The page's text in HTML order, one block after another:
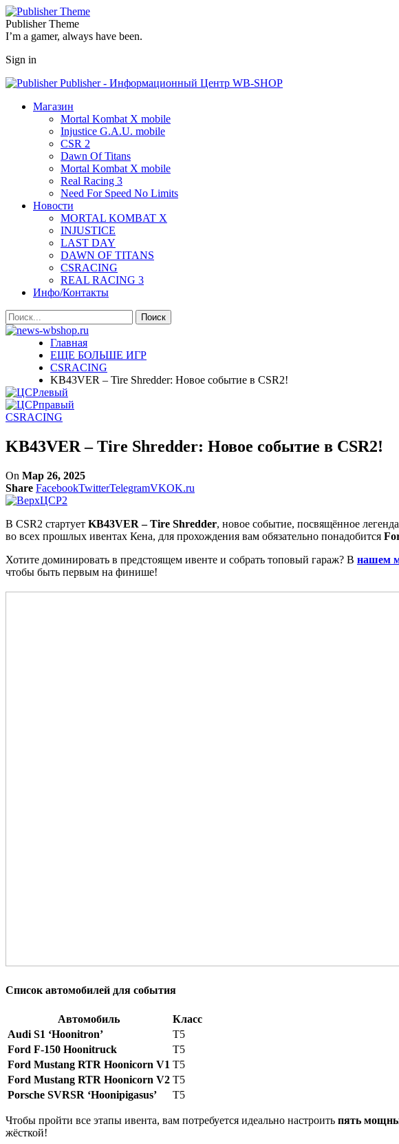
Publisher Theme
I’m a gamer, always have been.
Sign in
Publisher - Информационный Центр WB-SHOP
Магазин
Mortal Kombat X mobile
Injustice G.A.U. mobile
CSR 2
Dawn Of Titans
Mortal Kombat X mobile
Real Racing 3
Need For Speed No Limits
Новости
MORTAL KOMBAT X
INJUSTICE
LAST DAY
DAWN OF TITANS
CSRACING
REAL RACING 3
Инфо/Контакты
Главная
ЕЩЕ БОЛЬШЕ ИГР
CSRACING
KB43VER – Tire Shredder: Новое событие в CSR2!
CSRACING
KB43VER – Tire Shredder: Новое событие в CSR2!
On Мар 26, 2025
Share FacebookTwitterTelegramVKOK.ru
В CSR2 стартует KB43VER – Tire Shredder, новое событие, посвящённое
во всех прошлых ивентах Кена, для прохождения вам обязательно понадобится
Хотите доминировать в предстоящем ивенте и собрать топовый гараж? В нашем
чтобы быть первым на финише!
Список автомобилей для события
Автомобиль
Класс
Audi S1 ‘Hoonitron’
T5
Ford F-150 Hoonitruck
T5
Ford Mustang RTR Hoonicorn V1 T5
Ford Mustang RTR Hoonicorn V2 T5
Porsche SVRSR ‘Hoonipigasus’
T5
Чтобы пройти все этапы ивента, вам потребуется идеально настроить пять
жёсткой!